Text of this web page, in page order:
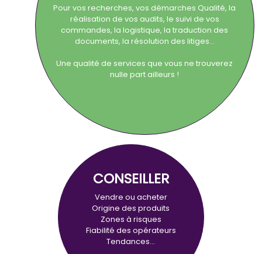
Pour vos recherches, vos démarches Qualité, la
réalisation de vos audits, le suivi de vos
commandes, la logistique, la traduction des
documents, la résolution des litiges…
Une qualité de services que vous ne trouverez
nulle part ailleurs !
CONSEILLER
Vendre ou acheter
Origine des produits
Zones à risques
Fiabilité des opérateurs
Tendances…